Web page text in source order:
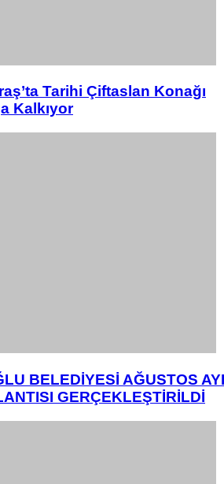
Tarihi Çiftaslan Konağı
Kalkıyor
BELEDİYESİ AĞUSTOS AYI
GERÇEKLEŞTİRİLDİ